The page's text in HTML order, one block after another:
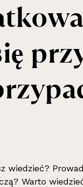
wiedzieć?
Warto